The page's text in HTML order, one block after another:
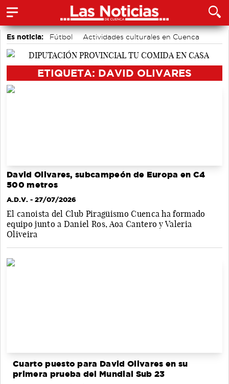
Es noticia: Fútbol
Actividades culturales en Cuenca
Bádminton
Auditorio de Cuenca
ETIQUETA: DAVID OLIVARES
David Olivares, subcampeón de Europa en C4
500 metros
A.D.V. - 27/07/2026
El canoista del Club Piragüismo Cuenca ha formado
equipo junto a Daniel Ros, Aoa Cantero y Valeria
Oliveira
Cuarto puesto para David Olivares en su
primera prueba del Mundial Sub 23